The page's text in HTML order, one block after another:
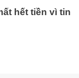
hết tiền vì tin